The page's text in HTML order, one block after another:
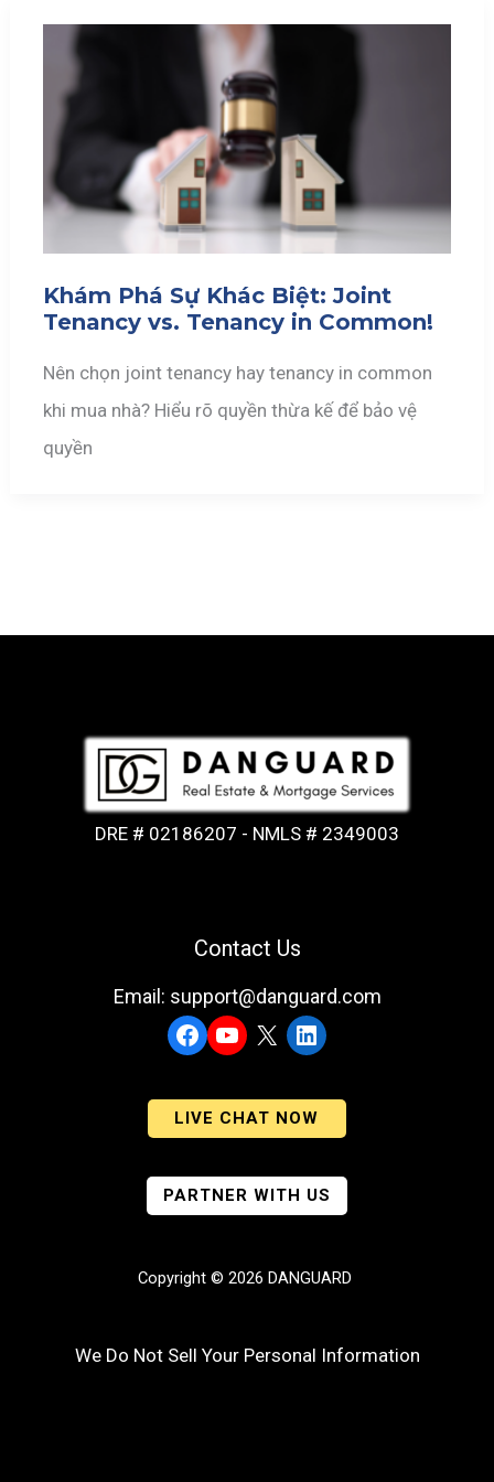
Khám Phá Sự Khác Biệt: Joint
Tenancy vs. Tenancy in Common!
Nên chọn joint tenancy hay tenancy in common
khi mua nhà? Hiểu rõ quyền thừa kế để bảo vệ
quyền
DRE # 02186207 - NMLS # 2349003
Contact Us
Email: support@danguard.com
Facebook
YouTubeLinkedIn
LIVE CHAT NOW
PARTNER WITH US
Copyright © 2026 DANGUARD
We Do Not Sell Your Personal Information